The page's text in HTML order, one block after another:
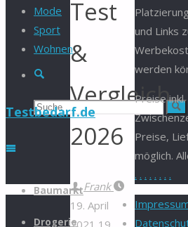
Mode
Sport
Wohnen
Suche
Suchen
Testbedarf.de
Zum
springen
Baumarkt
Drogerie
Test
&
Vergleich
2026
Frank
19. April
2021 19.
und Links
werden
Preise
Preise,
möglich.
. . . . . . . .